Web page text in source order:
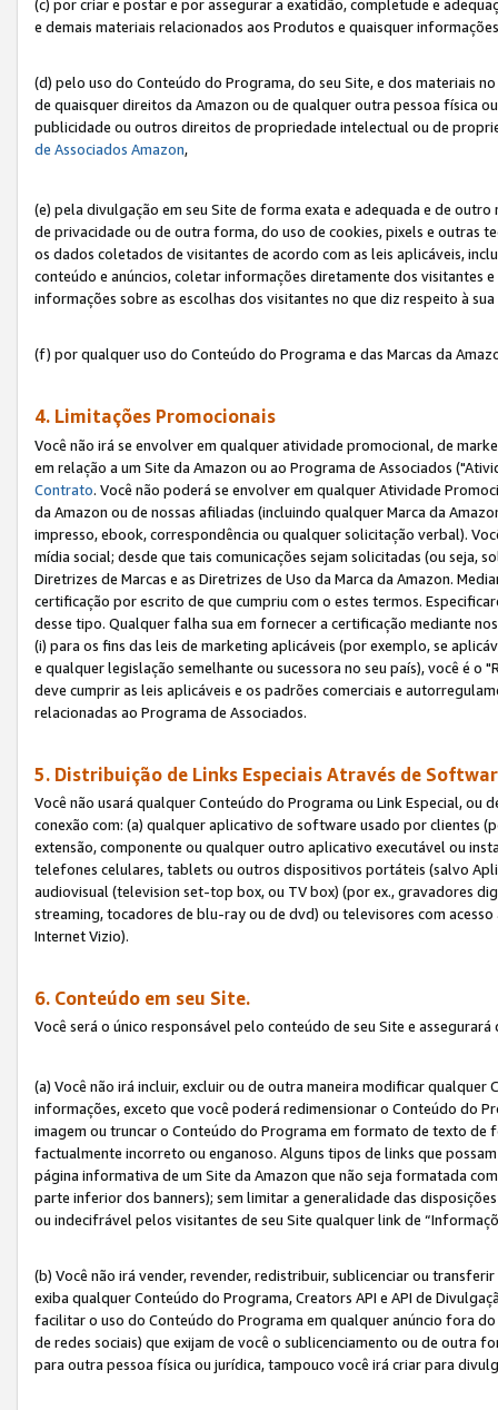
(c) por criar e postar e por assegurar a exatidão, completude e
e demais materiais relacionados aos Produtos e quaisquer
(d) pelo uso do Conteúdo do Programa, do seu Site, e dos materiais
de quaisquer direitos da Amazon ou de qualquer outra pessoa física
publicidade ou outros direitos de propriedade intelectual ou de
de Associados Amazon,
(e) pela divulgação em seu Site de forma exata e adequada e de
de privacidade ou de outra forma, do uso de cookies, pixels e outras
os dados coletados de visitantes de acordo com as leis aplicáveis,
conteúdo e anúncios, coletar informações diretamente dos visitantes
informações sobre as escolhas dos visitantes no que diz respeito à
(f) por qualquer uso do Conteúdo do Programa e das Marcas da
4. Limitações Promocionais
Você não irá se envolver em qualquer atividade promocional, de
em relação a um Site da Amazon ou ao Programa de Associados
Contrato. Você não poderá se envolver em qualquer Atividade
da Amazon ou de nossas afiliadas (incluindo qualquer Marca da
impresso, ebook, correspondência ou qualquer solicitação verbal).
mídia social; desde que tais comunicações sejam solicitadas (ou seja,
Diretrizes de Marcas e as Diretrizes de Uso da Marca da Amazon.
certificação por escrito de que cumpriu com o estes termos.
desse tipo. Qualquer falha sua em fornecer a certificação mediante
(i) para os fins das leis de marketing aplicáveis (por exemplo, se
e qualquer legislação semelhante ou sucessora no seu país), você é o
deve cumprir as leis aplicáveis e os padrões comerciais e
relacionadas ao Programa de Associados.
5. Distribuição de Links Especiais Através de
Você não usará qualquer Conteúdo do Programa ou Link Especial,
conexão com: (a) qualquer aplicativo de software usado por clientes
extensão, componente ou qualquer outro aplicativo executável ou
telefones celulares, tablets ou outros dispositivos portáteis (salvo
audiovisual (television set-top box, ou TV box) (por ex., gravadores
streaming, tocadores de blu-ray ou de dvd) ou televisores com
Internet Vizio).
6. Conteúdo em seu Site.
Você será o único responsável pelo conteúdo de seu Site e assegurará
(a) Você não irá incluir, excluir ou de outra maneira modificar
informações, exceto que você poderá redimensionar o Conteúdo do
imagem ou truncar o Conteúdo do Programa em formato de texto
factualmente incorreto ou enganoso. Alguns tipos de links que
página informativa de um Site da Amazon que não seja formatada
parte inferior dos banners); sem limitar a generalidade das
ou indecifrável pelos visitantes de seu Site qualquer link de
(b) Você não irá vender, revender, redistribuir, sublicenciar ou
exiba qualquer Conteúdo do Programa, Creators API e API de
facilitar o uso do Conteúdo do Programa em qualquer anúncio fora
de redes sociais) que exijam de você o sublicenciamento ou de outra
para outra pessoa física ou jurídica, tampouco você irá criar para